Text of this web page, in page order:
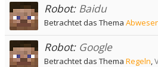
Robot: Baidu
Betrachtet das Thema
Robot: Google
Betrachtet das Thema Regeln,